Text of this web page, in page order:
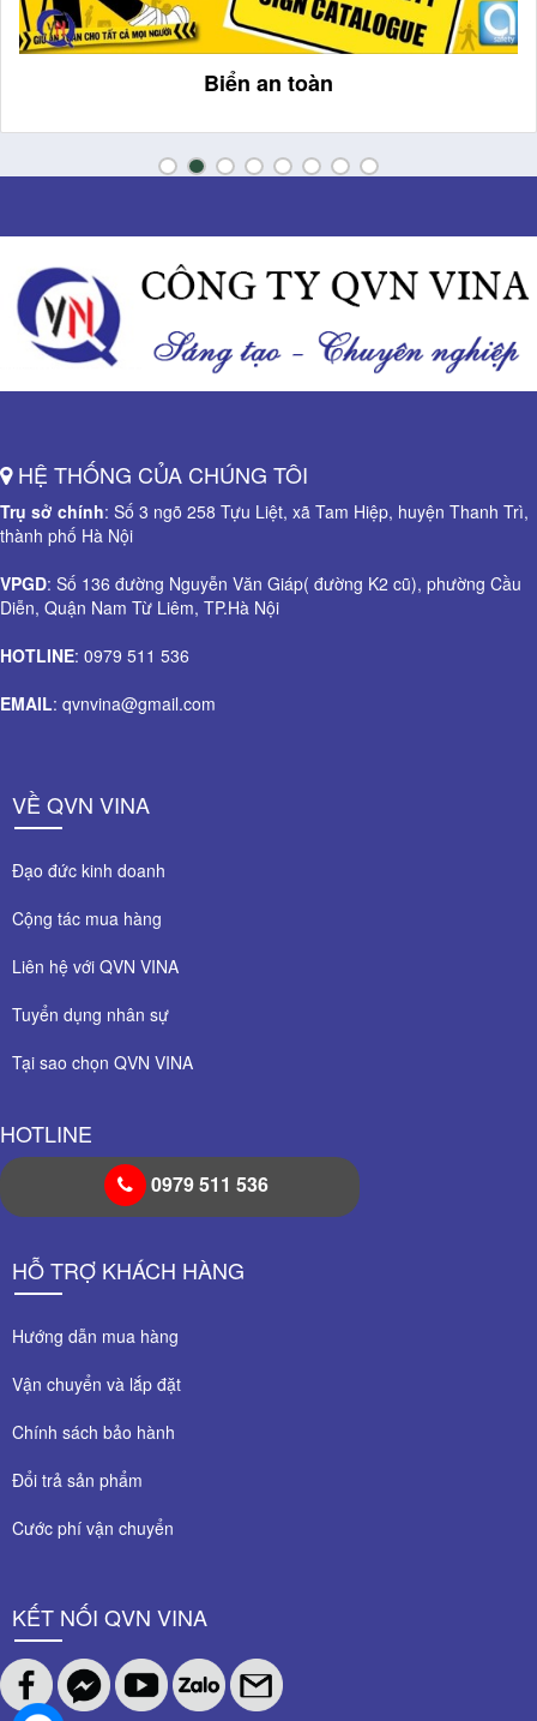
Bảng Menu mica để bàn
HỆ THỐNG CỦA CHÚNG TÔI
Trụ sở chính: Số 3 ngõ 258 Tựu Liệt, xã Tam Hiệp, huyện Thanh Trì,
thành phố Hà Nội
VPGD: Số 136 đường Nguyễn Văn Giáp( đường K2 cũ), phường Cầu
Diễn, Quận Nam Từ Liêm, TP.Hà Nội
HOTLINE: 0979 511 536
EMAIL: qvnvina@gmail.com
VỀ QVN VINA
Đạo đức kinh doanh
Cộng tác mua hàng
Liên hệ với QVN VINA
Tuyển dụng nhân sự
Tại sao chọn QVN VINA
HOTLINE
0979 511 536
HỖ TRỢ KHÁCH HÀNG
Hướng dẫn mua hàng
Vận chuyển và lắp đặt
Chính sách bảo hành
Đổi trả sản phẩm
Cước phí vận chuyển
KẾT NỐI QVN VINA